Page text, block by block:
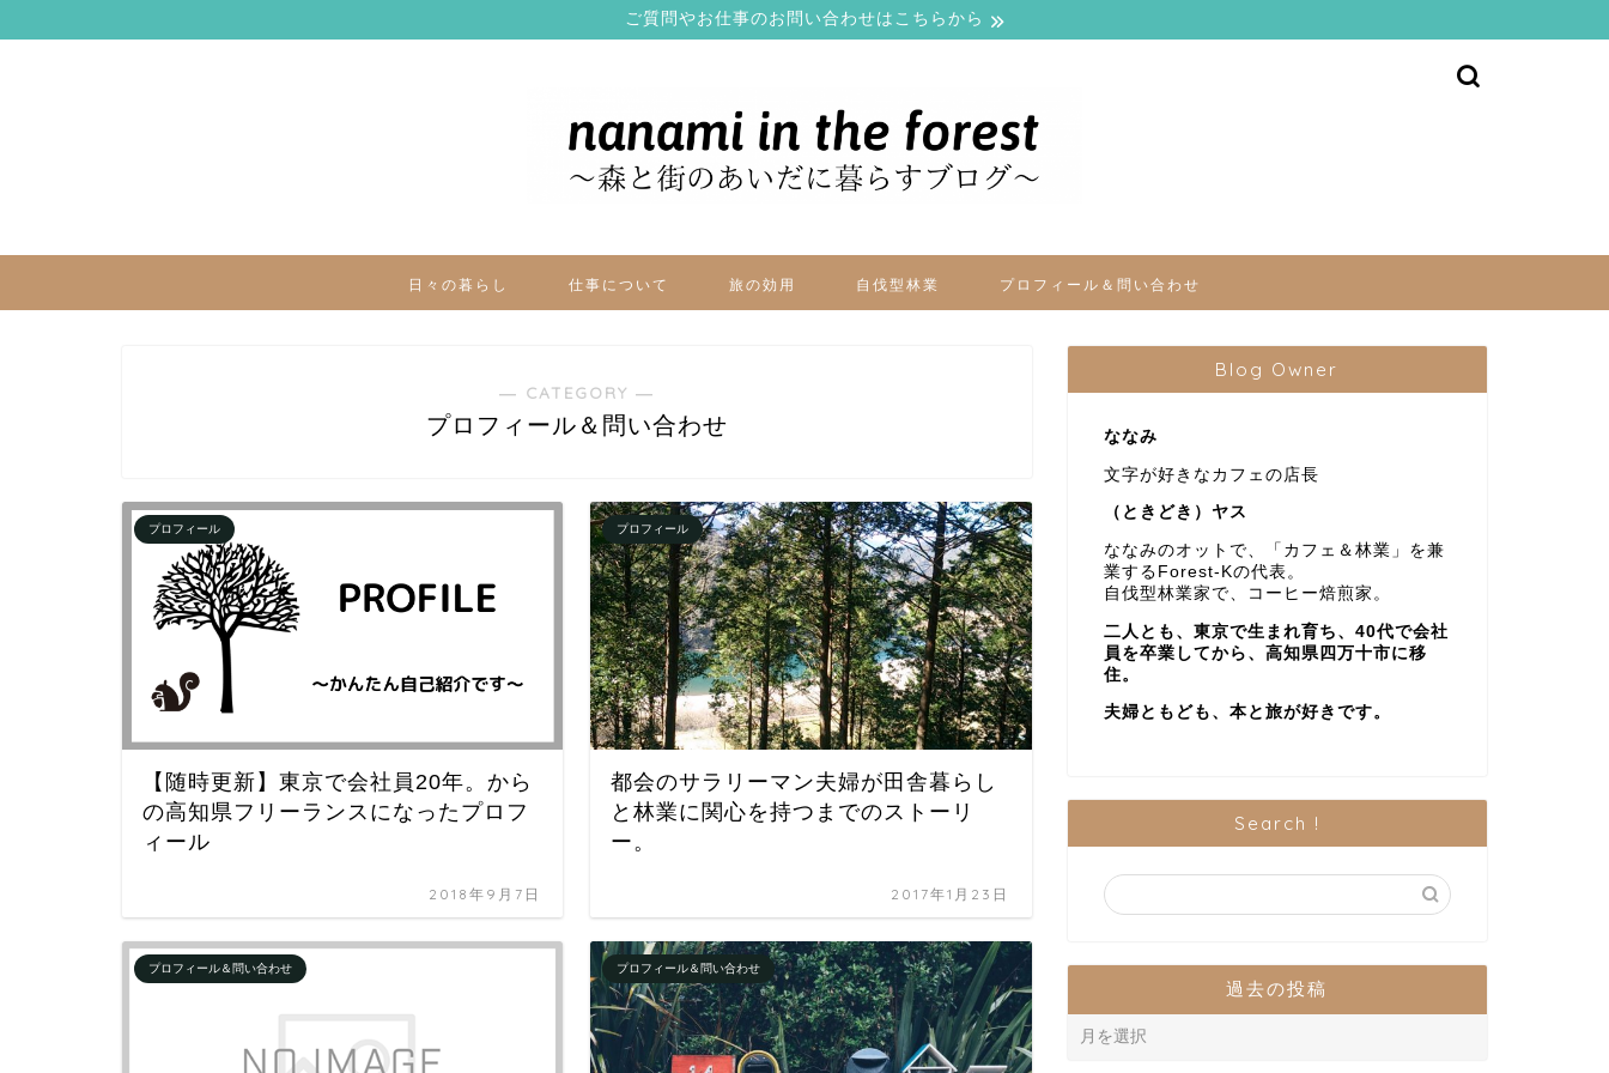
ご質問やお仕事のお問い合わせはこちらから
日々の暮らし 仕事について 旅の効用 自伐型林業 プロフィール＆問い合わせ
― CATEGORY ―
プロフィール＆問い合わせ
プロフィール
【随時更新】東京で会社員20年。から
の高知県フリーランスになったプロフ
ィール
2018年9月7日
プロフィール
都会のサラリーマン夫婦が田舎暮らし
と林業に関心を持つまでのストーリ
ー。
2017年1月23日
プロフィール＆問い合わせ プロフィール＆問い合わせ
Blog Owner
ななみ
文字が好きなカフェの店長
（ときどき）ヤス
ななみのオットで、「カフェ＆林業」を兼
業するForest-Kの代表。
自伐型林業家で、コーヒー焙煎家。
二人とも、東京で生まれ育ち、40代で会社
員を卒業してから、高知県四万十市に移
住。
夫婦ともども、本と旅が好きです。
Search !
過去の投稿